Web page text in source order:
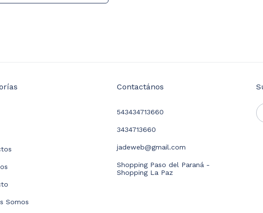
Somos
Contactános
543434713660
3434713660
jadeweb@gmail.com
Shopping Paso del Paraná -
Shopping La Paz